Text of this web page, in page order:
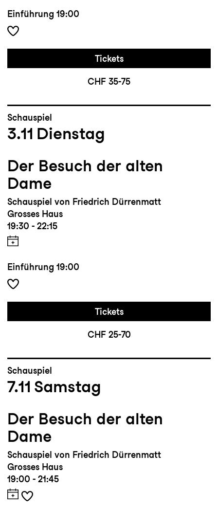
Einführung 19:00
Tickets
CHF 35-75
Schauspiel
3.11 Dienstag
Der Besuch der alten
Dame
Schauspiel von Friedrich Dürrenmatt
Grosses Haus
19:30 - 22:15
Einführung 19:00
Tickets
CHF 25-70
Schauspiel
7.11 Samstag
Der Besuch der alten
Dame
Schauspiel von Friedrich Dürrenmatt
Grosses Haus
19:00 - 21:45